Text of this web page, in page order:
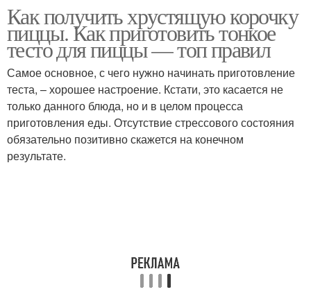
Как получить хрустящую корочку
пиццы. Как приготовить тонкое
тесто для пиццы — топ правил
Самое основное, с чего нужно начинать приготовление
теста, – хорошее настроение. Кстати, это касается не
только данного блюда, но и в целом процесса
приготовления еды. Отсутствие стрессового состояния
обязательно позитивно скажется на конечном
результате.